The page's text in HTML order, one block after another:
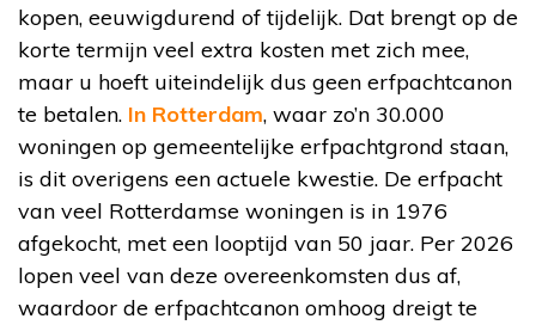
kopen, eeuwigdurend of tijdelijk. Dat brengt op de
korte termijn veel extra kosten met zich mee,
maar u hoeft uiteindelijk dus geen erfpachtcanon
te betalen. In Rotterdam, waar zo’n 30.000
woningen op gemeentelijke erfpachtgrond staan,
is dit overigens een actuele kwestie. De erfpacht
van veel Rotterdamse woningen is in 1976
afgekocht, met een looptijd van 50 jaar. Per 2026
lopen veel van deze overeenkomsten dus af,
waardoor de erfpachtcanon omhoog dreigt te